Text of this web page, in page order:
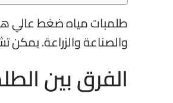
طلمبات مياه ضغط عالي
والصناعة والزراعة.
الفرق بين